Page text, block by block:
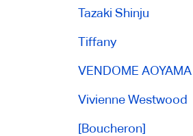
Tazaki Shinju
Tiffany
VENDOME AOYAMA
Vivienne Westwood
[Boucheron]